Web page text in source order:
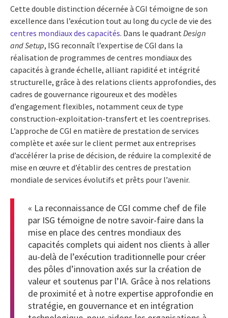
Cette double distinction décernée à CGI témoigne de son
excellence dans l’exécution tout au long du cycle de vie des
centres mondiaux des capacités. Dans le quadrant Design
and Setup, ISG reconnaît l’expertise de CGI dans la
réalisation de programmes de centres mondiaux des
capacités à grande échelle, alliant rapidité et intégrité
structurelle, grâce à des relations clients approfondies, des
cadres de gouvernance rigoureux et des modèles
d’engagement flexibles, notamment ceux de type
construction-exploitation-transfert et les coentreprises.
L’approche de CGI en matière de prestation de services
complète et axée sur le client permet aux entreprises
d’accélérer la prise de décision, de réduire la complexité de
mise en œuvre et d’établir des centres de prestation
mondiale de services évolutifs et prêts pour l’avenir.
« La reconnaissance de CGI comme chef de file
par ISG témoigne de notre savoir-faire dans la
mise en place des centres mondiaux des
capacités complets qui aident nos clients à aller
au-delà de l’exécution traditionnelle pour créer
des pôles d’innovation axés sur la création de
valeur et soutenus par l’IA. Grâce à nos relations
de proximité et à notre expertise approfondie en
stratégie, en gouvernance et en intégration